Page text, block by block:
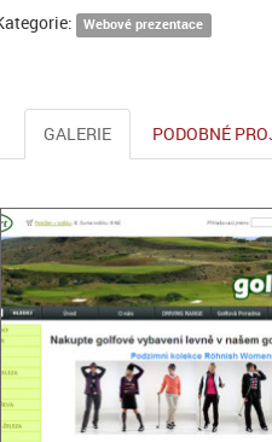
Webové prezentace
GALERIE PODOBNÉ